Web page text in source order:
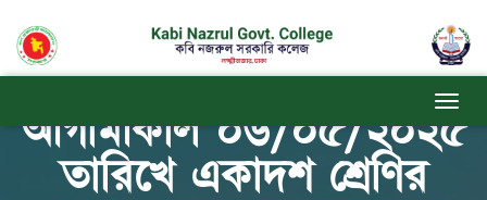
আগামীকাল ০৬/০৫/২০২৫
তারিখে একাদশ শ্রেণির